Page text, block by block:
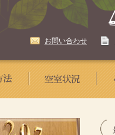
お問い合わせ